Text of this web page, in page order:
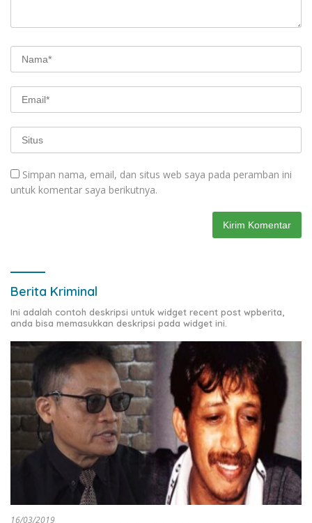
Simpan nama, email, dan situs web saya pada peramban ini
untuk komentar saya berikutnya.
Berita Kriminal
Ini adalah contoh deskripsi untuk widget recent post wpberita,
anda bisa memasukkan deskripsi pada widget ini.
16/03/2019